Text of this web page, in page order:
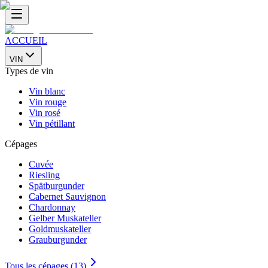
ACCUEIL
VIN
Types de vin
Vin blanc
Vin rouge
Vin rosé
Vin pétillant
Cépages
Cuvée
Riesling
Spätburgunder
Cabernet Sauvignon
Chardonnay
Gelber Muskateller
Goldmuskateller
Grauburgunder
Tous les cépages (13)